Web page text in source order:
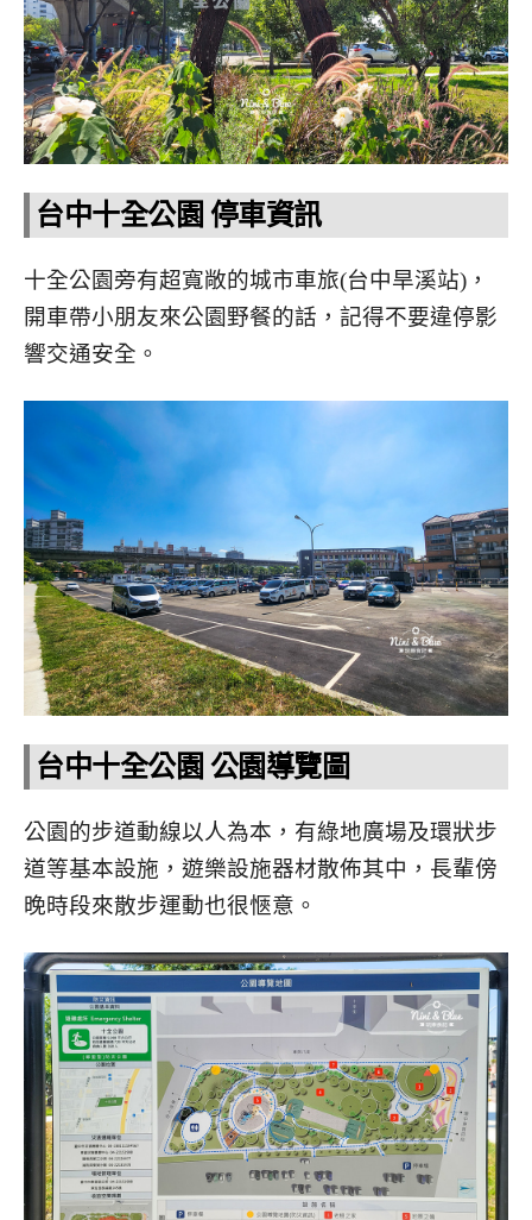
台中十全公園 停車資訊
十全公園旁有超寬敞的城市車旅(台中旱溪站)，
開車帶小朋友來公園野餐的話，記得不要違停影
響交通安全。
台中十全公園 公園導覽圖
公園的步道動線以人為本，有綠地廣場及環狀步
道等基本設施，遊樂設施器材散佈其中，長輩傍
晚時段來散步運動也很愜意。